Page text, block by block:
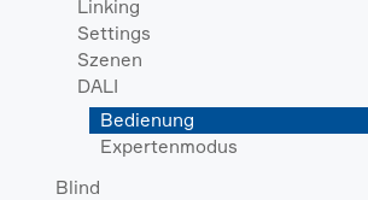
Linking
Settings
Szenen
DALI
Bedienung
Expertenmodus
Blind